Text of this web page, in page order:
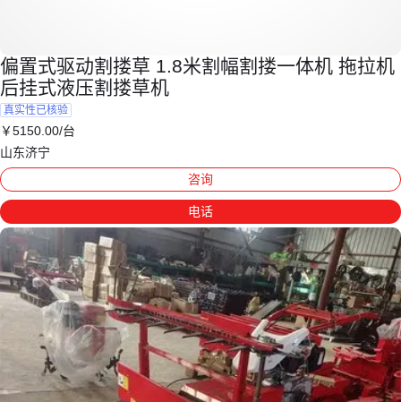
偏置式驱动割搂草 1.8米割幅割搂一体机 拖拉机
后挂式液压割搂草机
真实性已核验
￥5150 .00/台
山东济宁
咨询
电话